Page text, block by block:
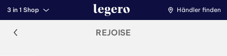
3 in 1 Shop Händler finden
REJOISE